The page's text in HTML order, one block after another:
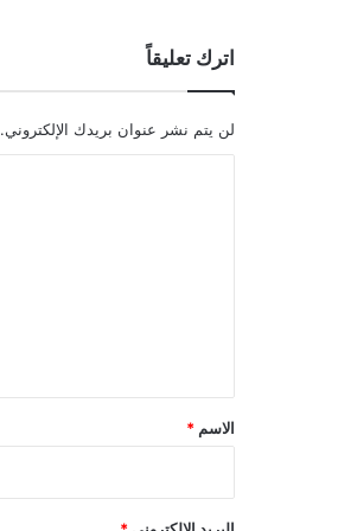
اترك تعليقاً
لن يتم نشر عنوان بريدك الإلكتروني.
*
الاسم *